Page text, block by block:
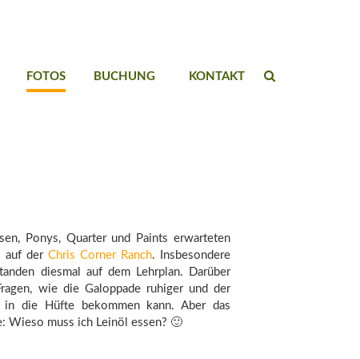
FOTOS BUCHUNG KONTAKT
Ponys, Quarter und Paints erwarteten
auf der Chris Corner Ranch. Insbesondere
diesmal auf dem Lehrplan. Darüber
wie die Galoppade ruhiger und der
in die Hüfte bekommen kann. Aber das
Wieso muss ich Leinöl essen? 🙂